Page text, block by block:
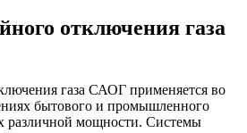
отключения газа
газа САОГ применяется во
бытового и промышленного
различной мощности. Системы